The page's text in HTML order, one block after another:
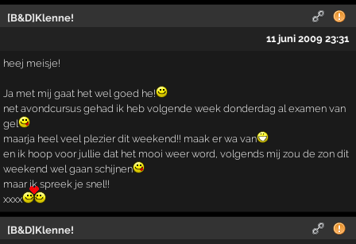
[B&D]Klenne!
11 juni 2009 23:31
heej meisje!
Ja met mij gaat het wel goed he!
net avondcursus gehad ik heb volgende week donderdag al examen van
gel
maarja heel veel plezier dit weekend!! maak er wa van
en ik hoop voor jullie dat het mooi weer word, volgends mij zou de zon dit
weekend wel gaan schijnen
maar ik spreek je snel!!
xxxx
[B&D]Klenne!